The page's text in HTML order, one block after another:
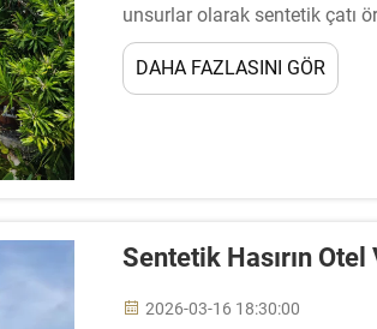
unsurlar olarak sentetik çatı
geliştiricileri ve restoran
etmek için dikkatli planlama
DAHA FAZLASINI GÖR
Sentetik Hasırın
2026-03-16 18:30:00